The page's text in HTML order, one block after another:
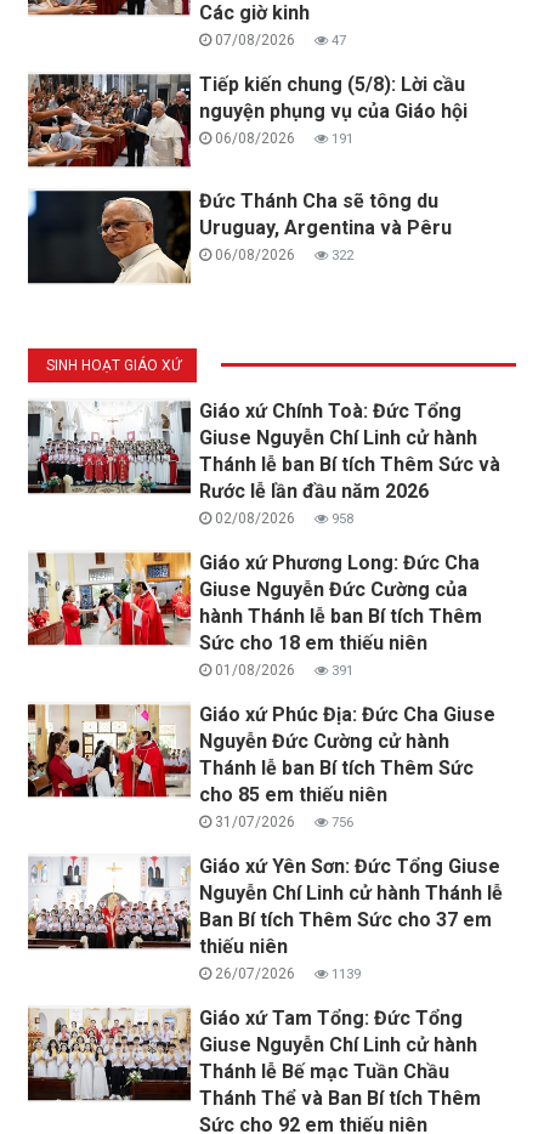
Các giờ kinh
07/08/2026 47
Tiếp kiến chung (5/8): Lời cầu
nguyện phụng vụ của Giáo hội
06/08/2026 191
Đức Thánh Cha sẽ tông du
Uruguay, Argentina và Pêru
06/08/2026 322
SINH HOẠT GIÁO XỨ
Giáo xứ Chính Toà: Đức Tổng
Giuse Nguyễn Chí Linh cử hành
Thánh lễ ban Bí tích Thêm Sức và
Rước lễ lần đầu năm 2026
02/08/2026 958
Giáo xứ Phương Long: Đức Cha
Giuse Nguyễn Đức Cường của
hành Thánh lễ ban Bí tích Thêm
Sức cho 18 em thiếu niên
01/08/2026 391
Giáo xứ Phúc Địa: Đức Cha Giuse
Nguyễn Đức Cường cử hành
Thánh lễ ban Bí tích Thêm Sức
cho 85 em thiếu niên
31/07/2026 756
Giáo xứ Yên Sơn: Đức Tổng Giuse
Nguyễn Chí Linh cử hành Thánh lễ
Ban Bí tích Thêm Sức cho 37 em
thiếu niên
26/07/2026 1139
Giáo xứ Tam Tổng: Đức Tổng
Giuse Nguyễn Chí Linh cử hành
Thánh lễ Bế mạc Tuần Chầu
Thánh Thể và Ban Bí tích Thêm
Sức cho 92 em thiếu niên